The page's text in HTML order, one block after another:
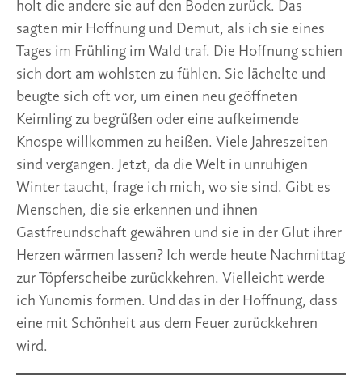
holt die andere sie auf den Boden zurück. Das
sagten mir Hoffnung und Demut, als ich sie eines
Tages im Frühling im Wald traf. Die Hoffnung schien
sich dort am wohlsten zu fühlen. Sie lächelte und
beugte sich oft vor, um einen neu geöffneten
Keimling zu begrüßen oder eine aufkeimende
Knospe willkommen zu heißen. Viele Jahreszeiten
sind vergangen. Jetzt, da die Welt in unruhigen
Winter taucht, frage ich mich, wo sie sind. Gibt es
Menschen, die sie erkennen und ihnen
Gastfreundschaft gewähren und sie in der Glut ihrer
Herzen wärmen lassen? Ich werde heute Nachmittag
zur Töpferscheibe zurückkehren. Vielleicht werde
ich Yunomis formen. Und das in der Hoffnung, dass
eine mit Schönheit aus dem Feuer zurückkehren
wird.